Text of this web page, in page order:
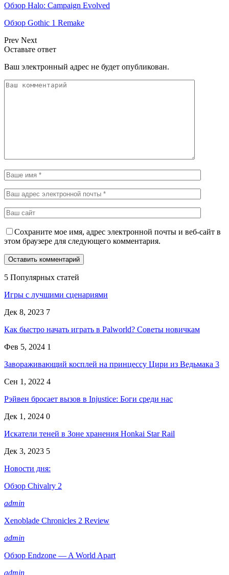
Обзор Halo: Campaign Evolved
Обзор Gothic 1 Remake
Prev Next
Оставьте ответ
Ваш электронный адрес не будет опубликован.
Сохраните мое имя, адрес электронной почты и веб-сайт в
этом браузере для следующего комментария.
5 Популярных статей
Игры с лучшими сценариями
Дек 8, 2023 7
Как быстро начать играть в Palworld? Советы новичкам
Фев 5, 2024 1
Завораживающий косплей на принцессу Цири из Ведьмака 3
Сен 1, 2022 4
Рэйвен бросает вызов в Injustice: Боги среди нас
Дек 1, 2024 0
Искатели теней в Зоне хранения Honkai Star Rail
Дек 3, 2023 5
Новости дня:
Обзор Chivalry 2
admin
Xenoblade Chronicles 2 Review
admin
Обзор Endzone — A World Apart
admin